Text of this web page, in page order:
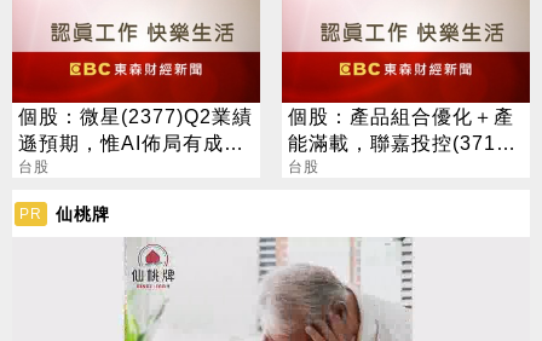
個股：微星(2377)Q2業績
遜預期，惟AI佈局有成股
價震盪走多，週一大拉尾
台股
個股：產品組合優化＋產
能滿載，聯嘉投控(3717)
上半年營收及獲利創同期
台股
PR 仙桃牌